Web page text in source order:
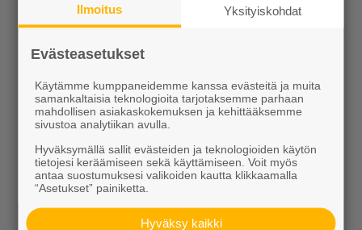
Louhinta, murskaus, esirakentaminen
Rudus
Uutiset
Ilmoitus Yksityiskohdat
Evästeasetukset
Käytämme kumppaneidemme kanssa evästeitä ja muita
samankaltaisia teknologioita tarjotaksemme parhaan
mahdollisen asiakaskokemuksen ja kehittääksemme
sivustoa analytiikan avulla.
Hyväksymällä sallit evästeiden ja teknologioiden käytön
tietojesi keräämiseen sekä käyttämiseen. Voit myös
antaa suostumuksesi valikoiden kautta klikkaamalla
“Asetukset” painiketta.
Hyväksy kaikki